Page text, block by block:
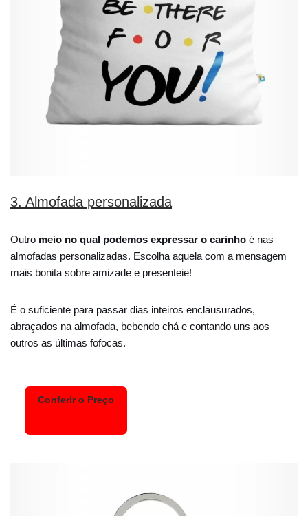
3. Almofada personalizada
Outro meio no qual podemos expressar o carinho é nas
almofadas personalizadas. Escolha aquela com a mensagem
mais bonita sobre amizade e presenteie!
É o suficiente para passar dias inteiros enclausurados,
abraçados na almofada, bebendo chá e contando uns aos
outros as últimas fofocas.
Conferir o Preço